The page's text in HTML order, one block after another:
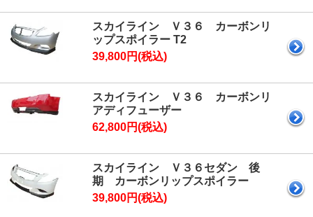
スカイライン Ｖ３６ カーボンリ
ップスポイラー T2
39,800円(税込)
スカイライン Ｖ３６ カーボンリ
アディフューザー
62,800円(税込)
スカイライン Ｖ３６セダン 後
期 カーボンリップスポイラー
39,800円(税込)